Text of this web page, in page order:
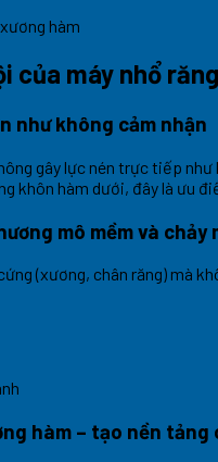
hàm
của máy nhổ
như không cảm nhận
gây lực nén trực tiếp như
khôn hàm dưới, đây là ưu
mô mềm và chảy
(xương, chân răng) mà
hàm – tạo nền tảng